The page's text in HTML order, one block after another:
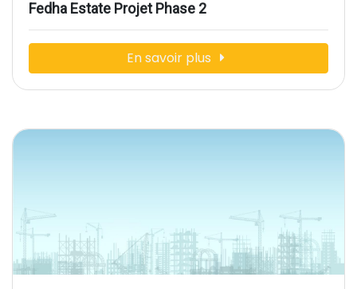
Fedha Estate Projet Phase 2
En savoir plus